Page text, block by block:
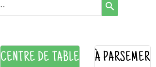
search
CENTRE DE TABLE À PARSEMER